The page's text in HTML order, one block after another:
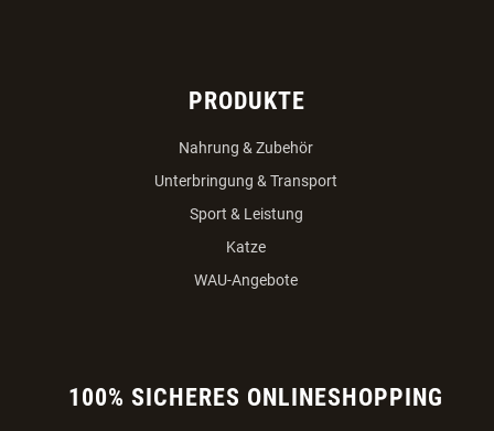
PRODUKTE
Nahrung & Zubehör
Unterbringung & Transport
Sport & Leistung
Katze
WAU-Angebote
100% SICHERES ONLINESHOPPING